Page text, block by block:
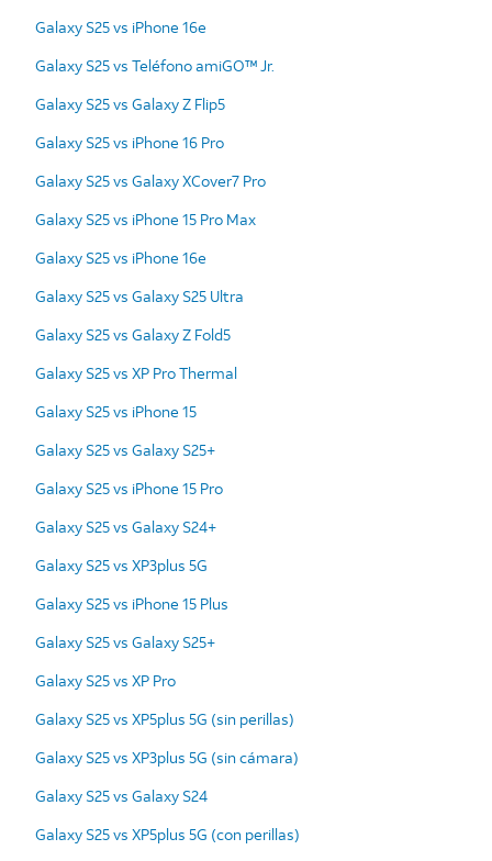
Galaxy S25 vs iPhone 16e
Galaxy S25 vs Teléfono amiGO™ Jr.
Galaxy S25 vs Galaxy Z Flip5
Galaxy S25 vs iPhone 16 Pro
Galaxy S25 vs Galaxy XCover7 Pro
Galaxy S25 vs iPhone 15 Pro Max
Galaxy S25 vs iPhone 16e
Galaxy S25 vs Galaxy S25 Ultra
Galaxy S25 vs Galaxy Z Fold5
Galaxy S25 vs XP Pro Thermal
Galaxy S25 vs iPhone 15
Galaxy S25 vs Galaxy S25+
Galaxy S25 vs iPhone 15 Pro
Galaxy S25 vs Galaxy S24+
Galaxy S25 vs XP3plus 5G
Galaxy S25 vs iPhone 15 Plus
Galaxy S25 vs Galaxy S25+
Galaxy S25 vs XP Pro
Galaxy S25 vs XP5plus 5G (sin perillas)
Galaxy S25 vs XP3plus 5G (sin cámara)
Galaxy S25 vs Galaxy S24
Galaxy S25 vs XP5plus 5G (con perillas)